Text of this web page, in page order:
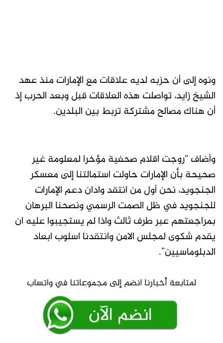
ونوه إلى أن حزبه لديه علاقات مع الإمارات منذ عهد
الشيخ زايد، تواصلت هذه العلاقات قبل وبعد الحرب إذ
أن هناك مصالح مشتركة تربط بين البلدين.
وأضاف “روجت اقلام صحفية مؤخرا لمعلومة غير
صحيحة بأن الإمارات حاولت استمالتنا إلى معسكر
الجنجويد، نحن أول من انتقد وادان دعم الإمارات
للجنجويد في ظل الصمت الرسمي ونصحنا البرهان
بمراجعتهم عبر طرف ثالث واذا لم يستجيبوا عليه ان
يقدم شكوى لمجلس الامن وانتقدنا اسلوب ابعاد
الدبلوماسيين”.